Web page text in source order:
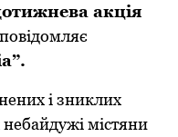
акція
і зниклих
небайдужі містяни